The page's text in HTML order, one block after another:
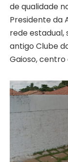
de qualidade
Presidente da
rede estadual,
antigo Clube
Gaioso,